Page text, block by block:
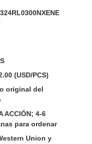
(USD/PCS)
original del
ACCIÓN; 4-6
para ordenar
Union y